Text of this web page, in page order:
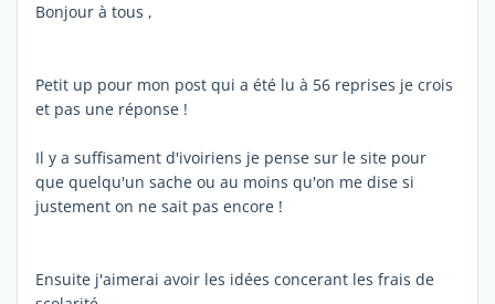
Bonjour à tous ,
Petit up pour mon post qui a été lu à 56 reprises je crois
et pas une réponse !
Il y a suffisament d'ivoiriens je pense sur le site pour
que quelqu'un sache ou au moins qu'on me dise si
justement on ne sait pas encore !
Ensuite j'aimerai avoir les idées concerant les frais de